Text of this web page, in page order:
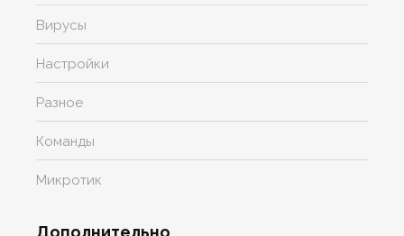
Вирусы
Настройки
Разное
Команды
Микротик